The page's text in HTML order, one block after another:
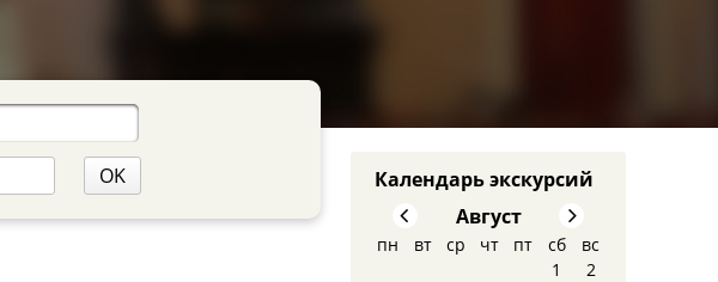
OK
Календарь экскурсий
Август
пн вт ср чт пт сб
вс
1
2